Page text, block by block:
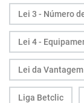
Lei 3 - Número
Lei 4 -
Lei da Vantagem
Liga Betclic